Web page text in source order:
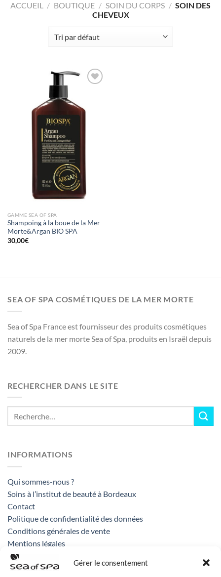
Gérer le consentement
ACCUEIL / BOUTIQUE / SOIN DU CORPS / SOIN DES
CHEVEUX
AJOUTER
LISTE
D'ENVIES
GAMME SEA OF SPA
Shampoing à la boue de la Mer
Morte&Argan BIO SPA
30,00€
SEA OF SPA COSMÉTIQUES DE LA MER MORTE
Sea of Spa France est fournisseur des produits cosmétiques
naturels de la mer morte Sea of Spa, produits en Israël depuis
2009.
RECHERCHER DANS LE SITE
INFORMATIONS
Qui sommes-nous ?
Soins à l’institut de beauté à Bordeaux
Contact
Politique de confidentialité des données
Conditions générales de vente
Mentions légales